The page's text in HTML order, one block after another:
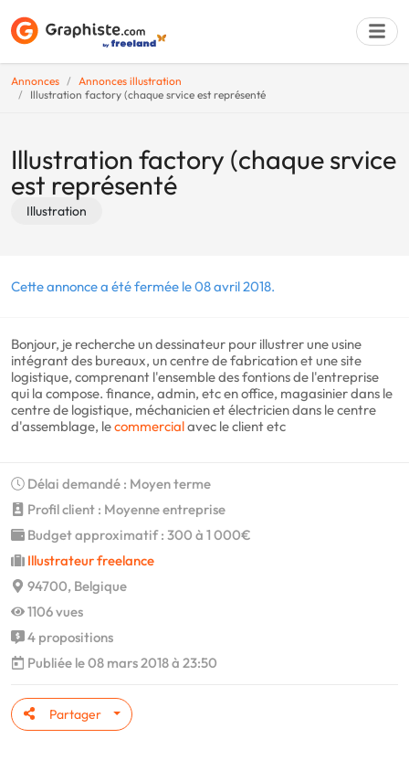
Annonces
Annonces illustration
Illustration factory (chaque srvice est représenté
Illustration factory (chaque srvice
est représenté
Illustration
Cette annonce a été fermée le 08 avril 2018.
Bonjour, je recherche un dessinateur pour illustrer une usine
intégrant des bureaux, un centre de fabrication et une site
logistique, comprenant l'ensemble des fontions de l'entreprise
qui la compose. finance, admin, etc en office, magasinier dans le
centre de logistique, méchanicien et électricien dans le centre
d'assemblage, lecommercialavec le client etc
Délai demandé : Moyen terme
Profil client : Moyenne entreprise
Budget approximatif : 300 à 1 000€
Illustrateur freelance
94700, Belgique
1106 vues
4 propositions
Publiée le 08 mars 2018 à 23:50
Partager